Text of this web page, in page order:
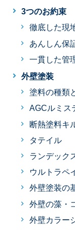
3つのお約束
徹底した現
あんしん保
一貫した管
外壁塗装
塗料の種類
AGCルミス
断熱塗料キ
タテイル
ランデック
ウルトラペ
外壁塗装の
外壁の藻・
外壁カラー